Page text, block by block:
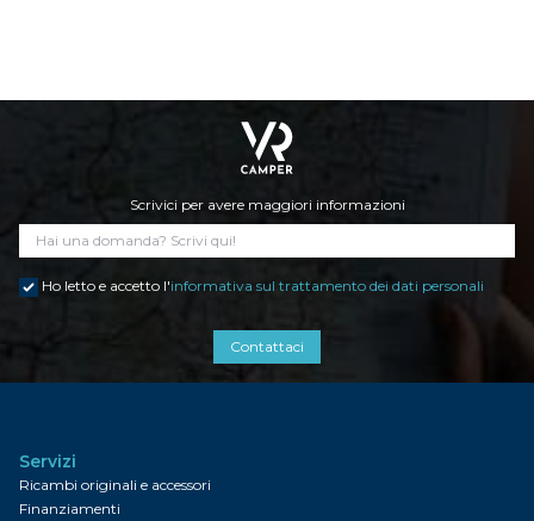
Scrivici per avere maggiori informazioni
Ho letto e accetto l'informativa sul trattamento dei dati personali
Contattaci
Servizi
Ricambi originali e accessori
Finanziamenti